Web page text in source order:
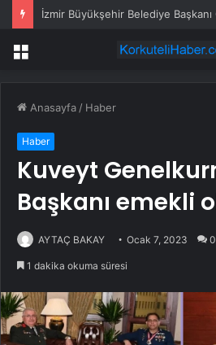
Menü
Anasayfa / Haber
Haber
Kuveyt
Başkanı emekli
AYTAÇ BAKAY Ocak 7, 2023 0
1 dakika okuma süresi